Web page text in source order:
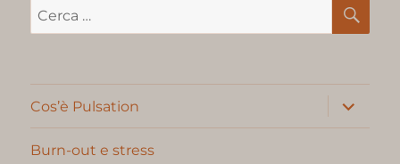
Cerca:
Cos’è Pulsation
apri
i
menu
Burn-out e stress